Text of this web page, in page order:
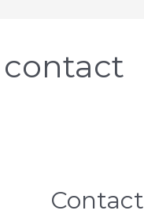
contact
Contact